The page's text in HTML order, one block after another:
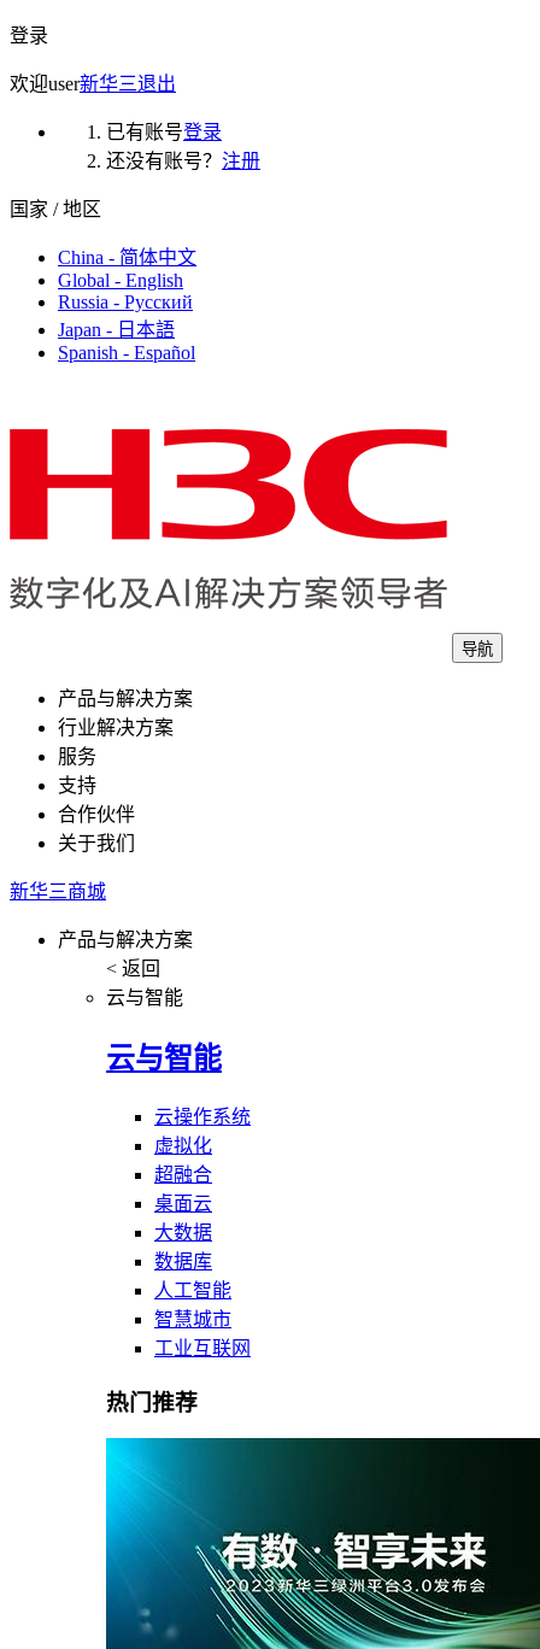
登录
欢迎user新华三退出
已有账号登录
还没有账号？ 注册
国家 / 地区
China - 简体中文
Global - English
Russia - Русский
Japan - 日本語
Spanish - Español
导航
产品与解决方案
行业解决方案
服务
支持
合作伙伴
关于我们
新华三商城
产品与解决方案
< 返回
云与智能
云与智能
云操作系统
虚拟化
超融合
桌面云
大数据
数据库
人工智能
智慧城市
工业互联网
热门推荐